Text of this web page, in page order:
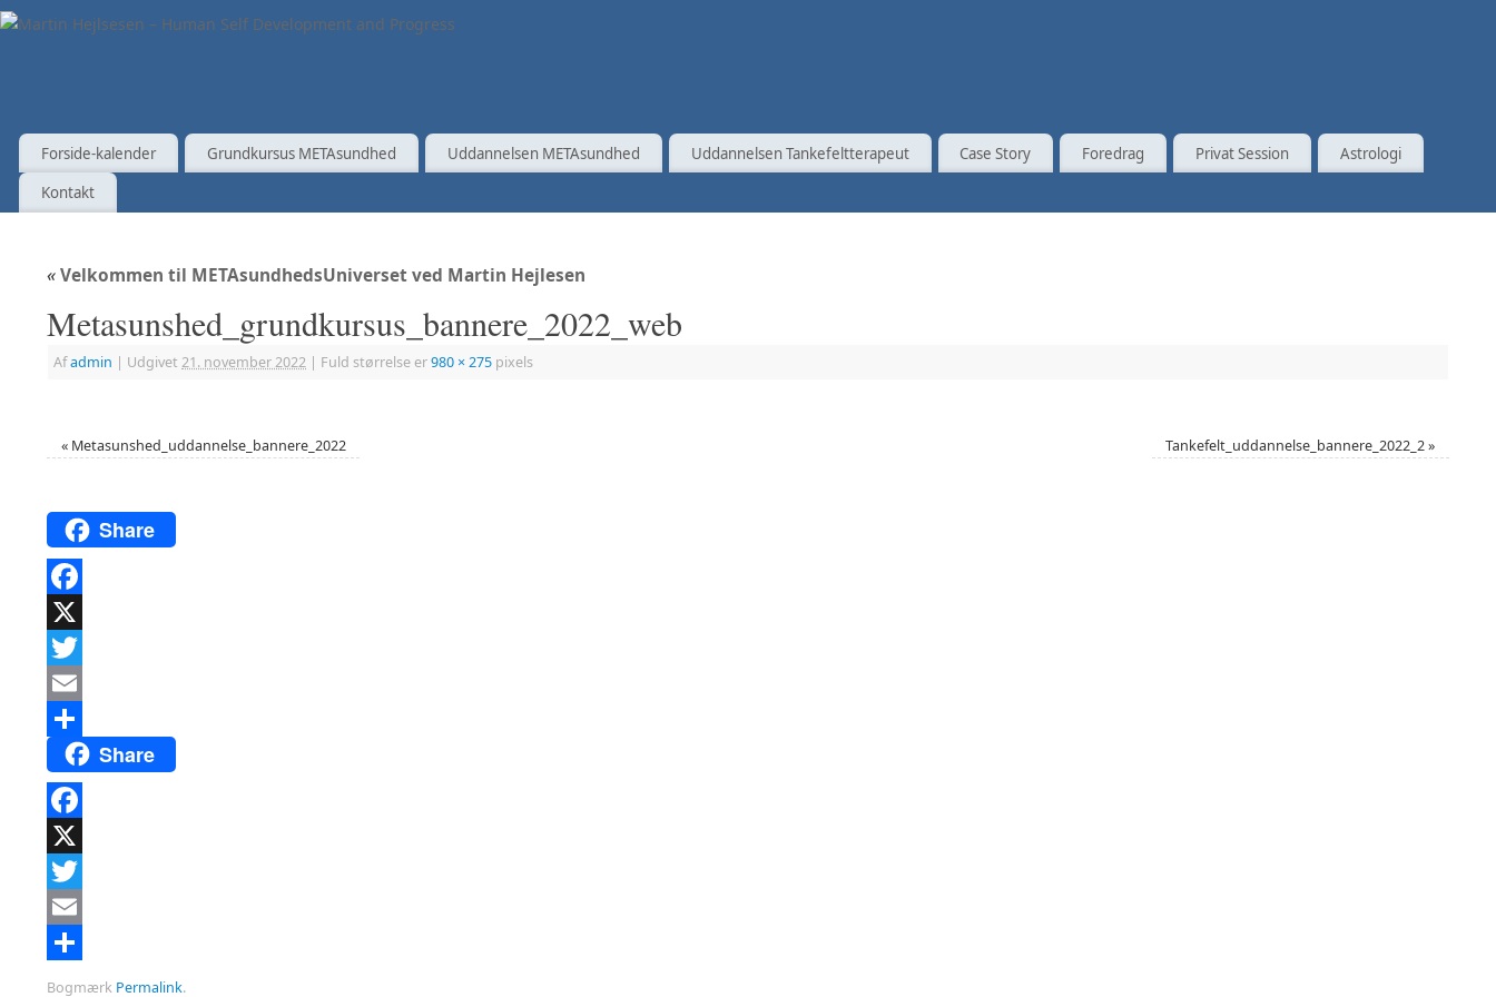
Forside-kalender Grundkursus METAsundhed Uddannelsen METAsundhed Uddannelsen Tankefeltterapeut Case Story Foredrag Privat Session
Astrologi
Kontakt
«Velkommen til METAsundhedsUniverset ved Martin Hejlesen
Metasunshed_grundkursus_bannere_2022_web
Afadmin | Udgivet 21. november 2022 | Fuld størrelse er980 × 275 pixels
« Metasunshed_uddannelse_bannere_2022 Tankefelt_uddannelse_bannere_2022_2»
Share
Facebook
X
Twitter
Email
Del
Share
Facebook
X
Twitter
Email
Del
Bogmærk Permalink.